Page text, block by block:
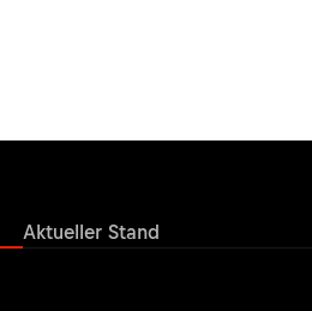
Aktueller Stand